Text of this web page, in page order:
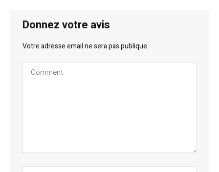
Donnez votre avis
Votre adresse email ne sera pas publique.